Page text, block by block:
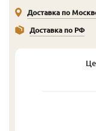
Доставка по
Доставка по РФ